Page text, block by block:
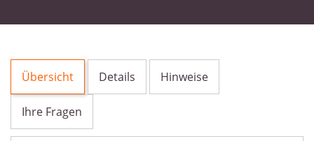
Übersicht Details Hinweise
Ihre Fragen